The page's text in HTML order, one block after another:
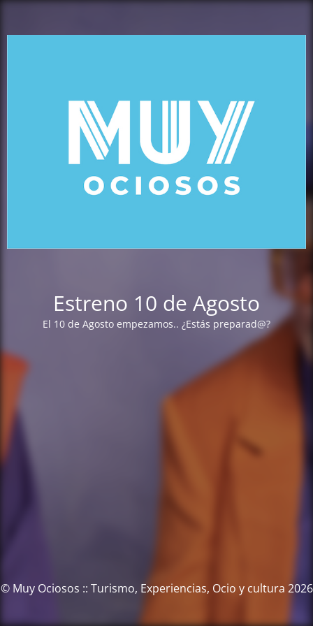
Estreno 10 de Agosto
El 10 de Agosto empezamos.. ¿Estás preparad@?
© Muy Ociosos :: Turismo, Experiencias, Ocio y cultura 2026